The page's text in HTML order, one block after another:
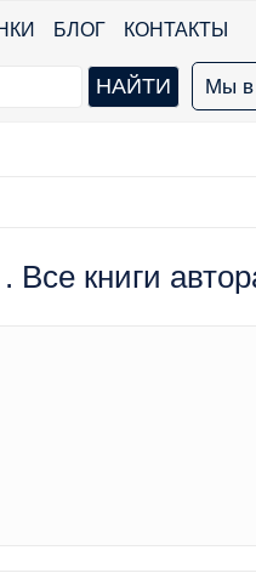
БЛОГ КОНТАКТЫ
Мы в
Все книги